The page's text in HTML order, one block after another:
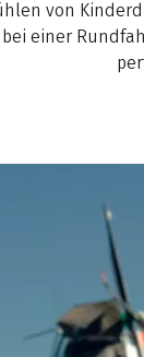
von
einer